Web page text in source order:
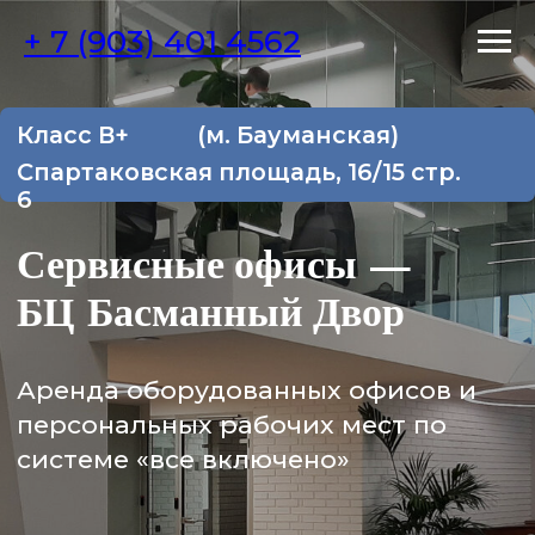
+ 7 (903) 401 4562
Сервисные офисы —
БЦ Басманный Двор
Аренда оборудованных офисов и
персональных рабочих мест по
системе «все включено»
От 34 000 Р за рабочее место (с НДС).
Юрадрес включен.
Спартаковская площадь, 16/15 стр.
6
(м. Бауманская)
Офисы от 3-х до 100 рабочих мест